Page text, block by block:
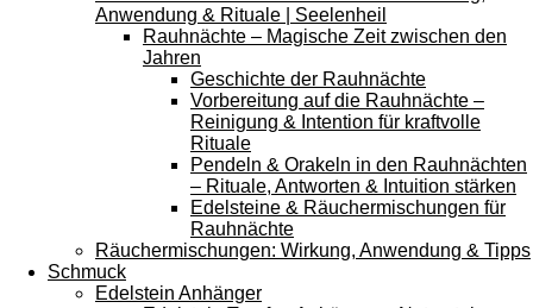
Anwendung & Rituale | Seelenheil
Rauhnächte – Magische Zeit zwischen den
Jahren
Geschichte der Rauhnächte
Vorbereitung auf die Rauhnächte –
Reinigung & Intention für kraftvolle
Rituale
Pendeln & Orakeln in den Rauhnächten
– Rituale, Antworten & Intuition stärken
Edelsteine & Räuchermischungen für
Rauhnächte
Räuchermischungen: Wirkung, Anwendung & Tipps
Schmuck
Edelstein Anhänger